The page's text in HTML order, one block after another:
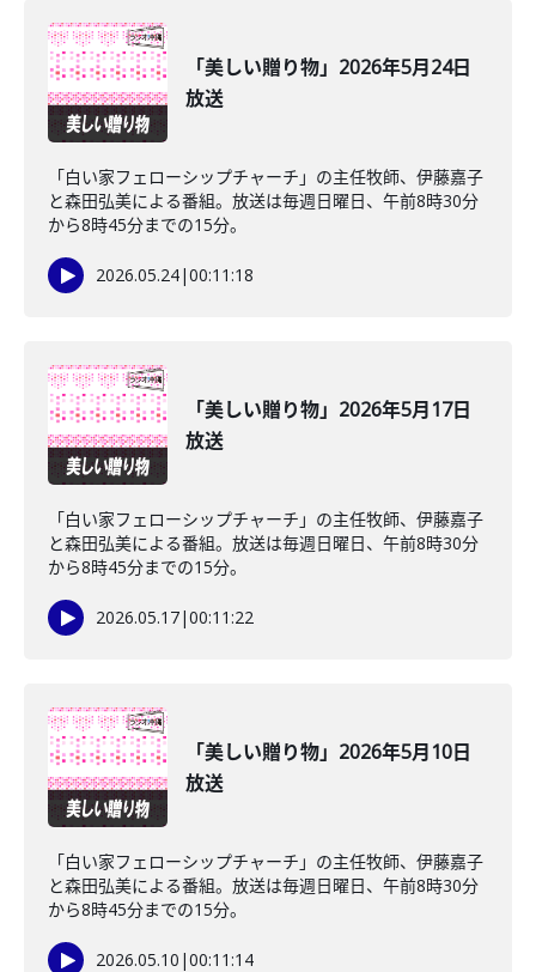
「美しい贈り物」2026年5月24日
放送
「白い家フェローシップチャーチ」の主任牧師、伊藤嘉子
と森田弘美による番組。放送は毎週日曜日、午前8時30分
から8時45分までの15分。
2026.05.24|00:11:18
「美しい贈り物」2026年5月17日
放送
「白い家フェローシップチャーチ」の主任牧師、伊藤嘉子
と森田弘美による番組。放送は毎週日曜日、午前8時30分
から8時45分までの15分。
2026.05.17|00:11:22
「美しい贈り物」2026年5月10日
放送
「白い家フェローシップチャーチ」の主任牧師、伊藤嘉子
と森田弘美による番組。放送は毎週日曜日、午前8時30分
から8時45分までの15分。
2026.05.10 |00:11:14